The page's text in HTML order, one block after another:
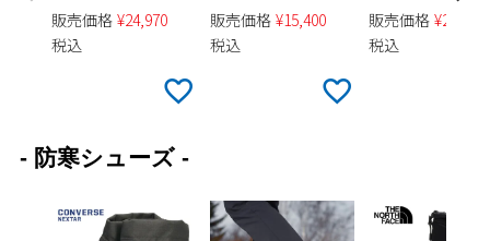
販売価格 ¥24,970
税込
販売価格 ¥15,400
税込
販売価格 ¥24,970
税込
- 防寒シューズ -